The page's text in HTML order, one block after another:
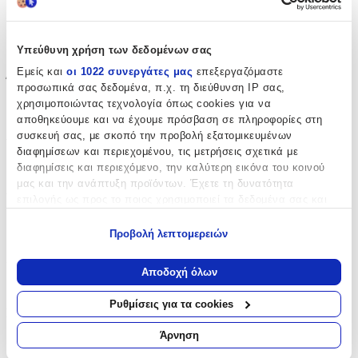
Υπεύθυνη χρήση των δεδομένων σας
Εμείς και οι 1022 συνεργάτες μας επεξεργαζόμαστε
προσωπικά σας δεδομένα, π.χ. τη διεύθυνση IP σας,
χρησιμοποιώντας τεχνολογία όπως cookies για να
αποθηκεύουμε και να έχουμε πρόσβαση σε πληροφορίες στη
συσκευή σας, με σκοπό την προβολή εξατομικευμένων
διαφημίσεων και περιεχομένου, τις μετρήσεις σχετικά με
διαφημίσεις και περιεχόμενο, την καλύτερη εικόνα του κοινού
μας και την ανάπτυξη προϊόντων. Έχετε τη δυνατότητα
Να συλλέξουμε πληροφορίες σχετικά με τη γεωγραφική
σας τοποθεσία, οι οποίες μπορεί να είναι ακριβείς σε
απόσταση μερικών μέτρων
Να αναγνωρίσουμε τη συσκευή σας σαρώνοντας ενεργά
για συγκεκριμένα χαρακτηριστικά (δακτυλικό αποτύπωμα)
Μάθετε περισσότερα σχετικά με τον τρόπο επεξεργασίας των
Προβολή λεπτομερειών
Αποδοχή όλων
Ρυθμίσεις για τα cookies
Άρνηση
17/02/2022
Έτος Έκδοσης
2022
Αριθμός Σελίδων:
400
Διαστάσεις:
Χαρτί Εξωφύλλου:
Paperback / softback
Γλώσσα